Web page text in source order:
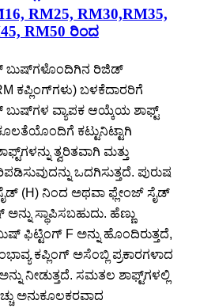
RM25, RM30,RM35,
RM50 ರಿಂದ
ರಿಜಿಡ್
ಕಪ್ಲಿಂಗ್‌ಗಳು) ಬಳಕೆದಾರರಿಗೆ
ವ್ಯಾಪಕ ಆಯ್ಕೆಯ ಶಾಫ್ಟ್
ಕಟ್ಟುನಿಟ್ಟಾಗಿ
ತ್ವರಿತವಾಗಿ ಮತ್ತು
ಒದಗಿಸುತ್ತದೆ. ಪುರುಷ
(H) ನಿಂದ ಅಥವಾ ಫ್ಲೇಂಜ್ ಸೈಡ್
ಸ್ಥಾಪಿಸಬಹುದು. ಹೆಣ್ಣು
ಫಿಟ್ಟಿಂಗ್ F ಅನ್ನು ಹೊಂದಿರುತ್ತದೆ,
ಕಪ್ಲಿಂಗ್ ಅಸೆಂಬ್ಲಿ ಪ್ರಕಾರಗಳಾದ
ನೀಡುತ್ತದೆ. ಸಮತಲ ಶಾಫ್ಟ್‌ಗಳಲ್ಲಿ
ಅನುಕೂಲಕರವಾದ